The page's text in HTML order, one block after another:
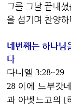
그를 그날 끝내
을 섬기며 찬양
네번째는 하나님
다
다니엘 3:28~29
28 이에 느부갓
과 아벳느고의 [